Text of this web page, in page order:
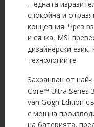
– едната
спокойна и
концепция. Чрез
и сянка, MSI
дизайнерски
технологиите.
Захранван от
Core™ Ultra Series
van Gogh Edition
с мощна
на батерията,